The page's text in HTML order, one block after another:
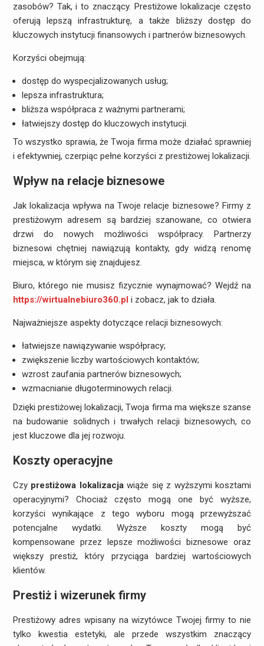
zasobów? Tak, i to znaczący. Prestiżowe lokalizacje często
oferują lepszą infrastrukturę, a także bliższy dostęp do
kluczowych instytucji finansowych i partnerów biznesowych.
Korzyści obejmują:
dostęp do wyspecjalizowanych usług;
lepsza infrastruktura;
bliższa współpraca z ważnymi partnerami;
łatwiejszy dostęp do kluczowych instytucji.
To wszystko sprawia, że Twoja firma może działać sprawniej
i efektywniej, czerpiąc pełne korzyści z prestiżowej lokalizacji.
Wpływ na relacje biznesowe
Jak lokalizacja wpływa na Twoje relacje biznesowe? Firmy z
prestiżowym adresem są bardziej szanowane, co otwiera
drzwi do nowych możliwości współpracy. Partnerzy
biznesowi chętniej nawiązują kontakty, gdy widzą renomę
miejsca, w którym się znajdujesz.
Biuro, którego nie musisz fizycznie wynajmować? Wejdź na
https://wirtualnebiuro360.pl i zobacz, jak to działa.
Najważniejsze aspekty dotyczące relacji biznesowych:
łatwiejsze nawiązywanie współpracy;
zwiększenie liczby wartościowych kontaktów;
wzrost zaufania partnerów biznesowych;
wzmacnianie długoterminowych relacji.
Dzięki prestiżowej lokalizacji, Twoja firma ma większe szanse
na budowanie solidnych i trwałych relacji biznesowych, co
jest kluczowe dla jej rozwoju.
Koszty operacyjne
Czy prestiżowa lokalizacjawiąże się z wyższymi kosztami
operacyjnymi? Chociaż często mogą one być wyższe,
korzyści wynikające z tego wyboru mogą przewyższać
potencjalne wydatki. Wyższe koszty mogą być
kompensowane przez lepsze możliwości biznesowe oraz
większy prestiż, który przyciąga bardziej wartościowych
klientów.
Prestiż i wizerunek firmy
Prestiżowy adres wpisany na wizytówce Twojej firmy to nie
tylko kwestia estetyki, ale przede wszystkim znaczący